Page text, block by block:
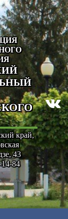
край,
43
14-84